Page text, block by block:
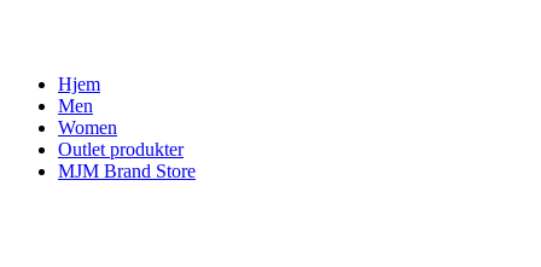
Hjem
Men
Women
Outlet produkter
MJM Brand Store